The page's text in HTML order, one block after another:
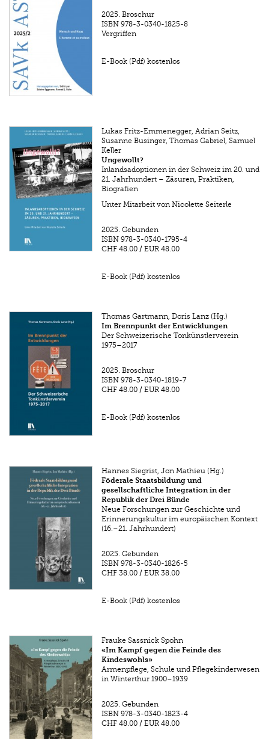
2025. Broschur
ISBN 978-3-0340-1825-8
Vergriffen
E-Book (Pdf) kostenlos
Lukas Fritz-Emmenegger, Adrian Seitz,
Susanne Businger, Thomas Gabriel, Samuel
Keller
Ungewollt?
Inlandsadoptionen in der Schweiz im 20. und
21. Jahrhundert – Zäsuren, Praktiken,
Biografien
Unter Mitarbeit von Nicolette Seiterle
2025. Gebunden
ISBN 978-3-0340-1795-4
CHF 48.00 /EUR 48.00
E-Book (Pdf) kostenlos
Thomas Gartmann, Doris Lanz (Hg.)
Im Brennpunkt der Entwicklungen
Der Schweizerische Tonkünstlerverein
1975–2017
2025. Broschur
ISBN 978-3-0340-1819-7
CHF 48.00 /EUR 48.00
E-Book (Pdf) kostenlos
Hannes Siegrist, Jon Mathieu (Hg.)
Föderale Staatsbildung und
gesellschaftliche Integration in der
Republik der Drei Bünde
Neue Forschungen zur Geschichte und
Erinnerungskultur im europäischen Kontext
(16.–21. Jahrhundert)
2025. Gebunden
ISBN 978-3-0340-1826-5
CHF 38.00 /EUR 38.00
E-Book (Pdf) kostenlos
Frauke Sassnick Spohn
«Im Kampf gegen die Feinde des
Kindeswohls»
Armenpflege, Schule und Pflegekinderwesen
in Winterthur 1900–1939
2025. Gebunden
ISBN 978-3-0340-1823-4
CHF 48.00 /EUR 48.00